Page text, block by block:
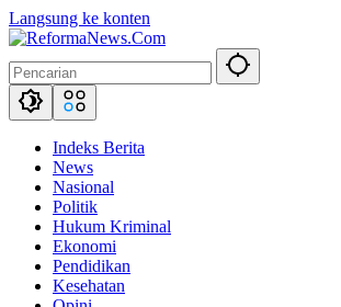
Langsung ke konten
Indeks Berita
News
Nasional
Politik
Hukum Kriminal
Ekonomi
Pendidikan
Kesehatan